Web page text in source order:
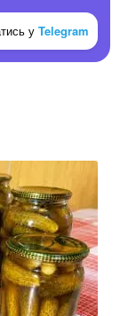
у Telegram